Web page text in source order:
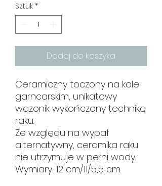
Sztuk *
Dodaj do koszyka
Ceramiczny toczony na kole
garncarskim, unikatowy
wazonik wykończony techniką
raku.
Ze względu na wypał
alternatywny, ceramika raku
nie utrzymuje w pełni wody.
Wymiary: 12 cm/11/5,5 cm.